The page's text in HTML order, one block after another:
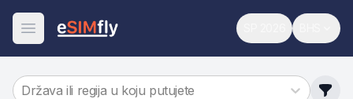
Otvori meni Svjetsko
Država ili regija u koju putujete